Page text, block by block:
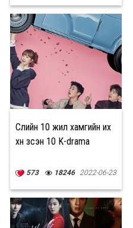
Сүүлийн 10 жил хамгийн их
хүн үзсэн 10 K-drama
573 18246 2022-06-23